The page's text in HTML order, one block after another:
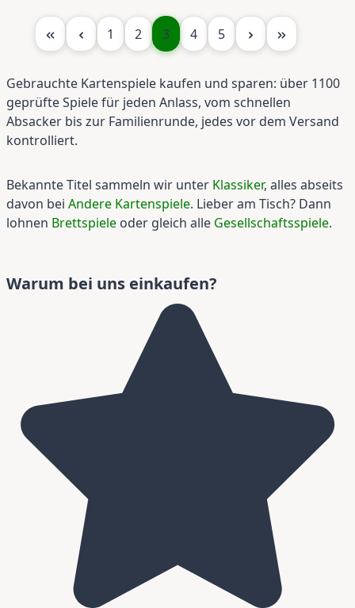
Seite
1 Seite
2 Seite
3 Seite
4 Seite
5
Gebrauchte Kartenspiele kaufen und sparen: über 1100
geprüfte Spiele für jeden Anlass, vom schnellen
Absacker bis zur Familienrunde, jedes vor dem Versand
kontrolliert.
Bekannte Titel sammeln wir unter Klassiker, alles abseits
davon bei Andere Kartenspiele. Lieber am Tisch? Dann
lohnen Brettspiele oder gleich alle Gesellschaftsspiele.
Warum bei uns einkaufen?